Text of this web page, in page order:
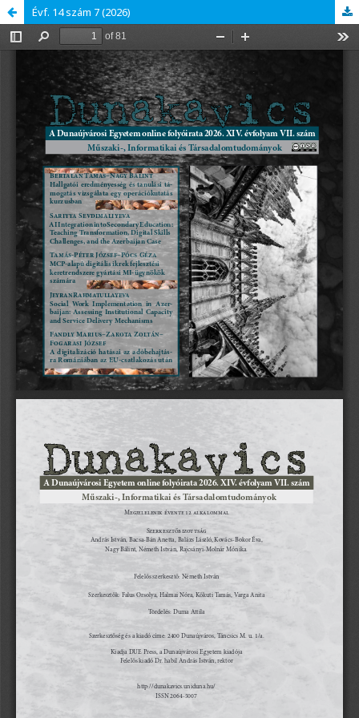
Évf. 14 szám 7 (2026)